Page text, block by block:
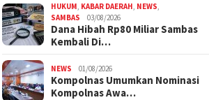
HUKUM KABAR DAERAH NEWS
SAMBAS
03/08/2026
Dana Hibah Rp80 Miliar Sambas
Kembali Di…
NEWS 01/08/2026
Kompolnas Umumkan Nominasi
Kompolnas Awa…